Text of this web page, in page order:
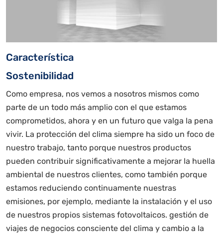
Característica
Sostenibilidad
Como empresa, nos vemos a nosotros mismos como
parte de un todo más amplio con el que estamos
comprometidos, ahora y en un futuro que valga la pena
vivir. La protección del clima siempre ha sido un foco de
nuestro trabajo, tanto porque nuestros productos
pueden contribuir significativamente a mejorar la huella
ambiental de nuestros clientes, como también porque
estamos reduciendo continuamente nuestras
emisiones, por ejemplo, mediante la instalación y el uso
de nuestros propios sistemas fotovoltaicos. gestión de
viajes de negocios consciente del clima y cambio a la